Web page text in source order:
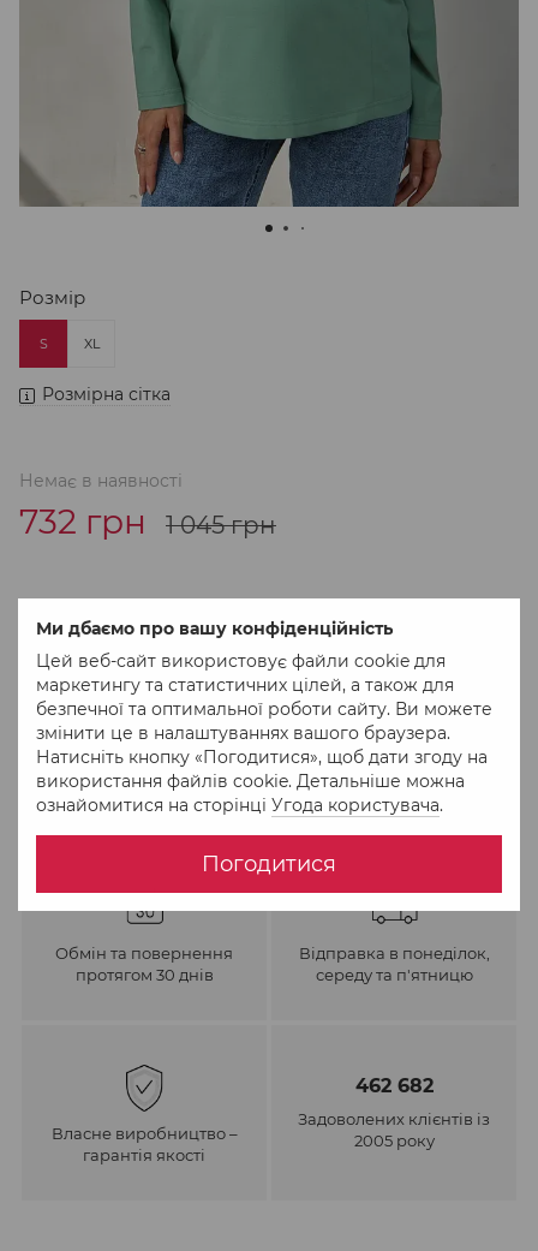
Ми дбаємо про вашу конфіденційність
Цей веб-сайт використовує файли cookie для
маркетингу та статистичних цілей, а також для
безпечної та оптимальної роботи сайту. Ви можете
змінити це в налаштуваннях вашого браузера.
Натисніть кнопку «Погодитися», щоб дати згоду на
використання файлів cookie. Детальніше можна
ознайомитися на сторінці Угода користувача.
Погодитися
Розмір
S XL
Розмірна сітка
Немає в наявності
732 грн 1 045 грн
Обмін та повернення
протягом 30 днів
Відправка в понеділок,
середу та п'ятницю
Власне виробництво –
гарантія якості
462 682
Задоволених клієнтів із
2005 року